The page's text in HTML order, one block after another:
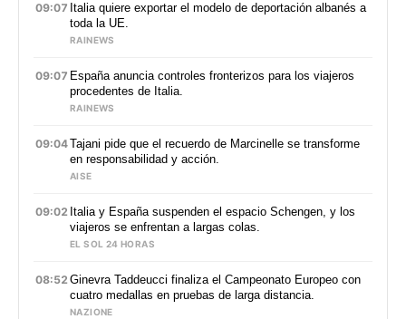
09:07 Italia quiere exportar el modelo de deportación albanés a
toda la UE.
RAINEWS
09:07 España anuncia controles fronterizos para los viajeros
procedentes de Italia.
RAINEWS
09:04Tajani pide que el recuerdo de Marcinelle se transforme
en responsabilidad y acción.
AISE
09:02 Italia y España suspenden el espacio Schengen, y los
viajeros se enfrentan a largas colas.
EL SOL 24 HORAS
08:52Ginevra Taddeucci finaliza el Campeonato Europeo con
cuatro medallas en pruebas de larga distancia.
NAZIONE